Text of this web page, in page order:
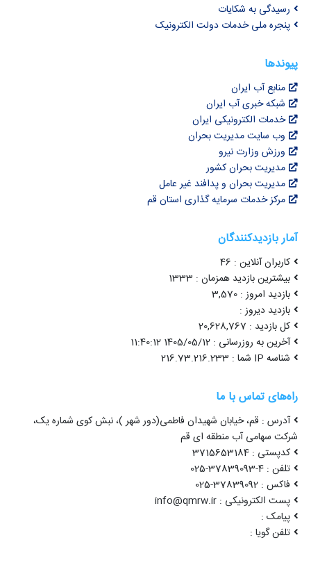
رسیدگی به شکایات
پنجره ملی خدمات دولت الکترونیک
پیوندها
منابع آب ایران
شبکه خبری آب ایران
خدمات الکترونیکی ایران
وب سایت مدیریت بحران
ورزش وزارت نیرو
مدیریت بحران کشور
مدیریت بحران و پدافند غیر عامل
مرکز خدمات سرمایه گذاری استان قم
آمار بازدیدکنندگان
کاربران آنلاین : 46
بیشترین بازدید همزمان : 1333
بازدید امروز : 3,570
بازدید دیروز :
کل بازدید : 20,628,767
آخرین به روزرسانی : 1405/05/12 11:40:12
شناسه IP شما : 216.73.216.233
راه‌های تماس با ما
آدرس : قم، خیابان شهیدان فاطمی(دور شهر )، نبش کوی شماره یک،
شرکت سهامی آب منطقه ای قم
کدپستی : 3715653184
تلفن : 4-37839093-025
فاکس : 37839092-025
پست الکترونیکی : info@qmrw.ir
پیامک :
تلفن گویا :